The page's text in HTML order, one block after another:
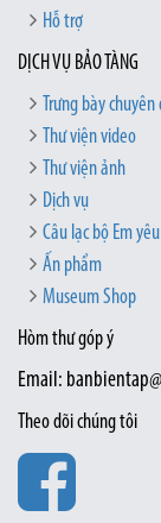
Hỗ trợ
DỊCH VỤ BẢO TÀNG
Trưng bày chuyên
Thư viện video
Thư viện ảnh
Dịch vụ
Câu lạc bộ Em
Ấn phẩm
Museum Shop
Hòm thư góp ý
Email:
Theo dõi chúng tôi